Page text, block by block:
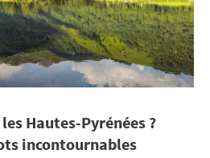
Hautes-Pyrénées ?
incontournables